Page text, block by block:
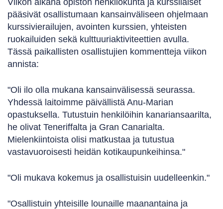
pääsivät osallistumaan kansainväliseen ohjelmaan
kurssivierailujen, avointen kurssien, yhteisten
ruokailuiden sekä kulttuuriaktiviteettien avulla.
Tässä paikallisten osallistujien kommentteja viikon
annista:
"Oli ilo olla mukana kansainvälisessä seurassa.
Yhdessä laitoimme päivällistä Anu-Marian
opastuksella. Tutustuin henkilöihin kanariansaarilta,
he olivat Teneriffalta ja Gran Canarialta.
Mielenkiintoista olisi matkustaa ja tutustua
vastavuoroisesti heidän kotikaupunkeihinsa."
"Oli mukava kokemus ja osallistuisin uudelleenkin."
"Osallistuin yhteisille lounaille maanantaina ja